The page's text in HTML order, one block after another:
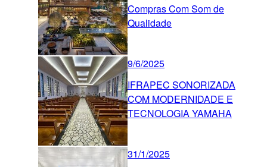
Compras Com Som de
Qualidade
9/6/2025
IFRAPEC SONORIZADA
COM MODERNIDADE E
TECNOLOGIA YAMAHA
31/1/2025